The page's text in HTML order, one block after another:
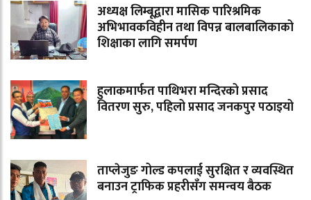
अध्यक्ष लिम्बूद्वारा मासिक पारिश्रमिक
अभिभावकविहीन तथा विपन्न बालबालिकाको
शिक्षाका लागि समर्पण
हुलाकमार्फत पाथिभरा मन्दिरको प्रसाद
वितरण सुरु, पहिलो प्रसाद जनकपुर पठाइयो
ताप्लेजुङ गोल्ड कपलाई सुरक्षित र व्यवस्थित
बनाउन ट्राफिक प्रहरीसँग समन्वय बैठक